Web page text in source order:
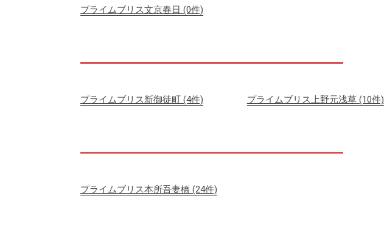
プライムブリス文京春日 (0件)
プライムブリス新御徒町 (4件) プライムブリス上野元浅草 (10件)
プライムブリス本所吾妻橋 (24件)